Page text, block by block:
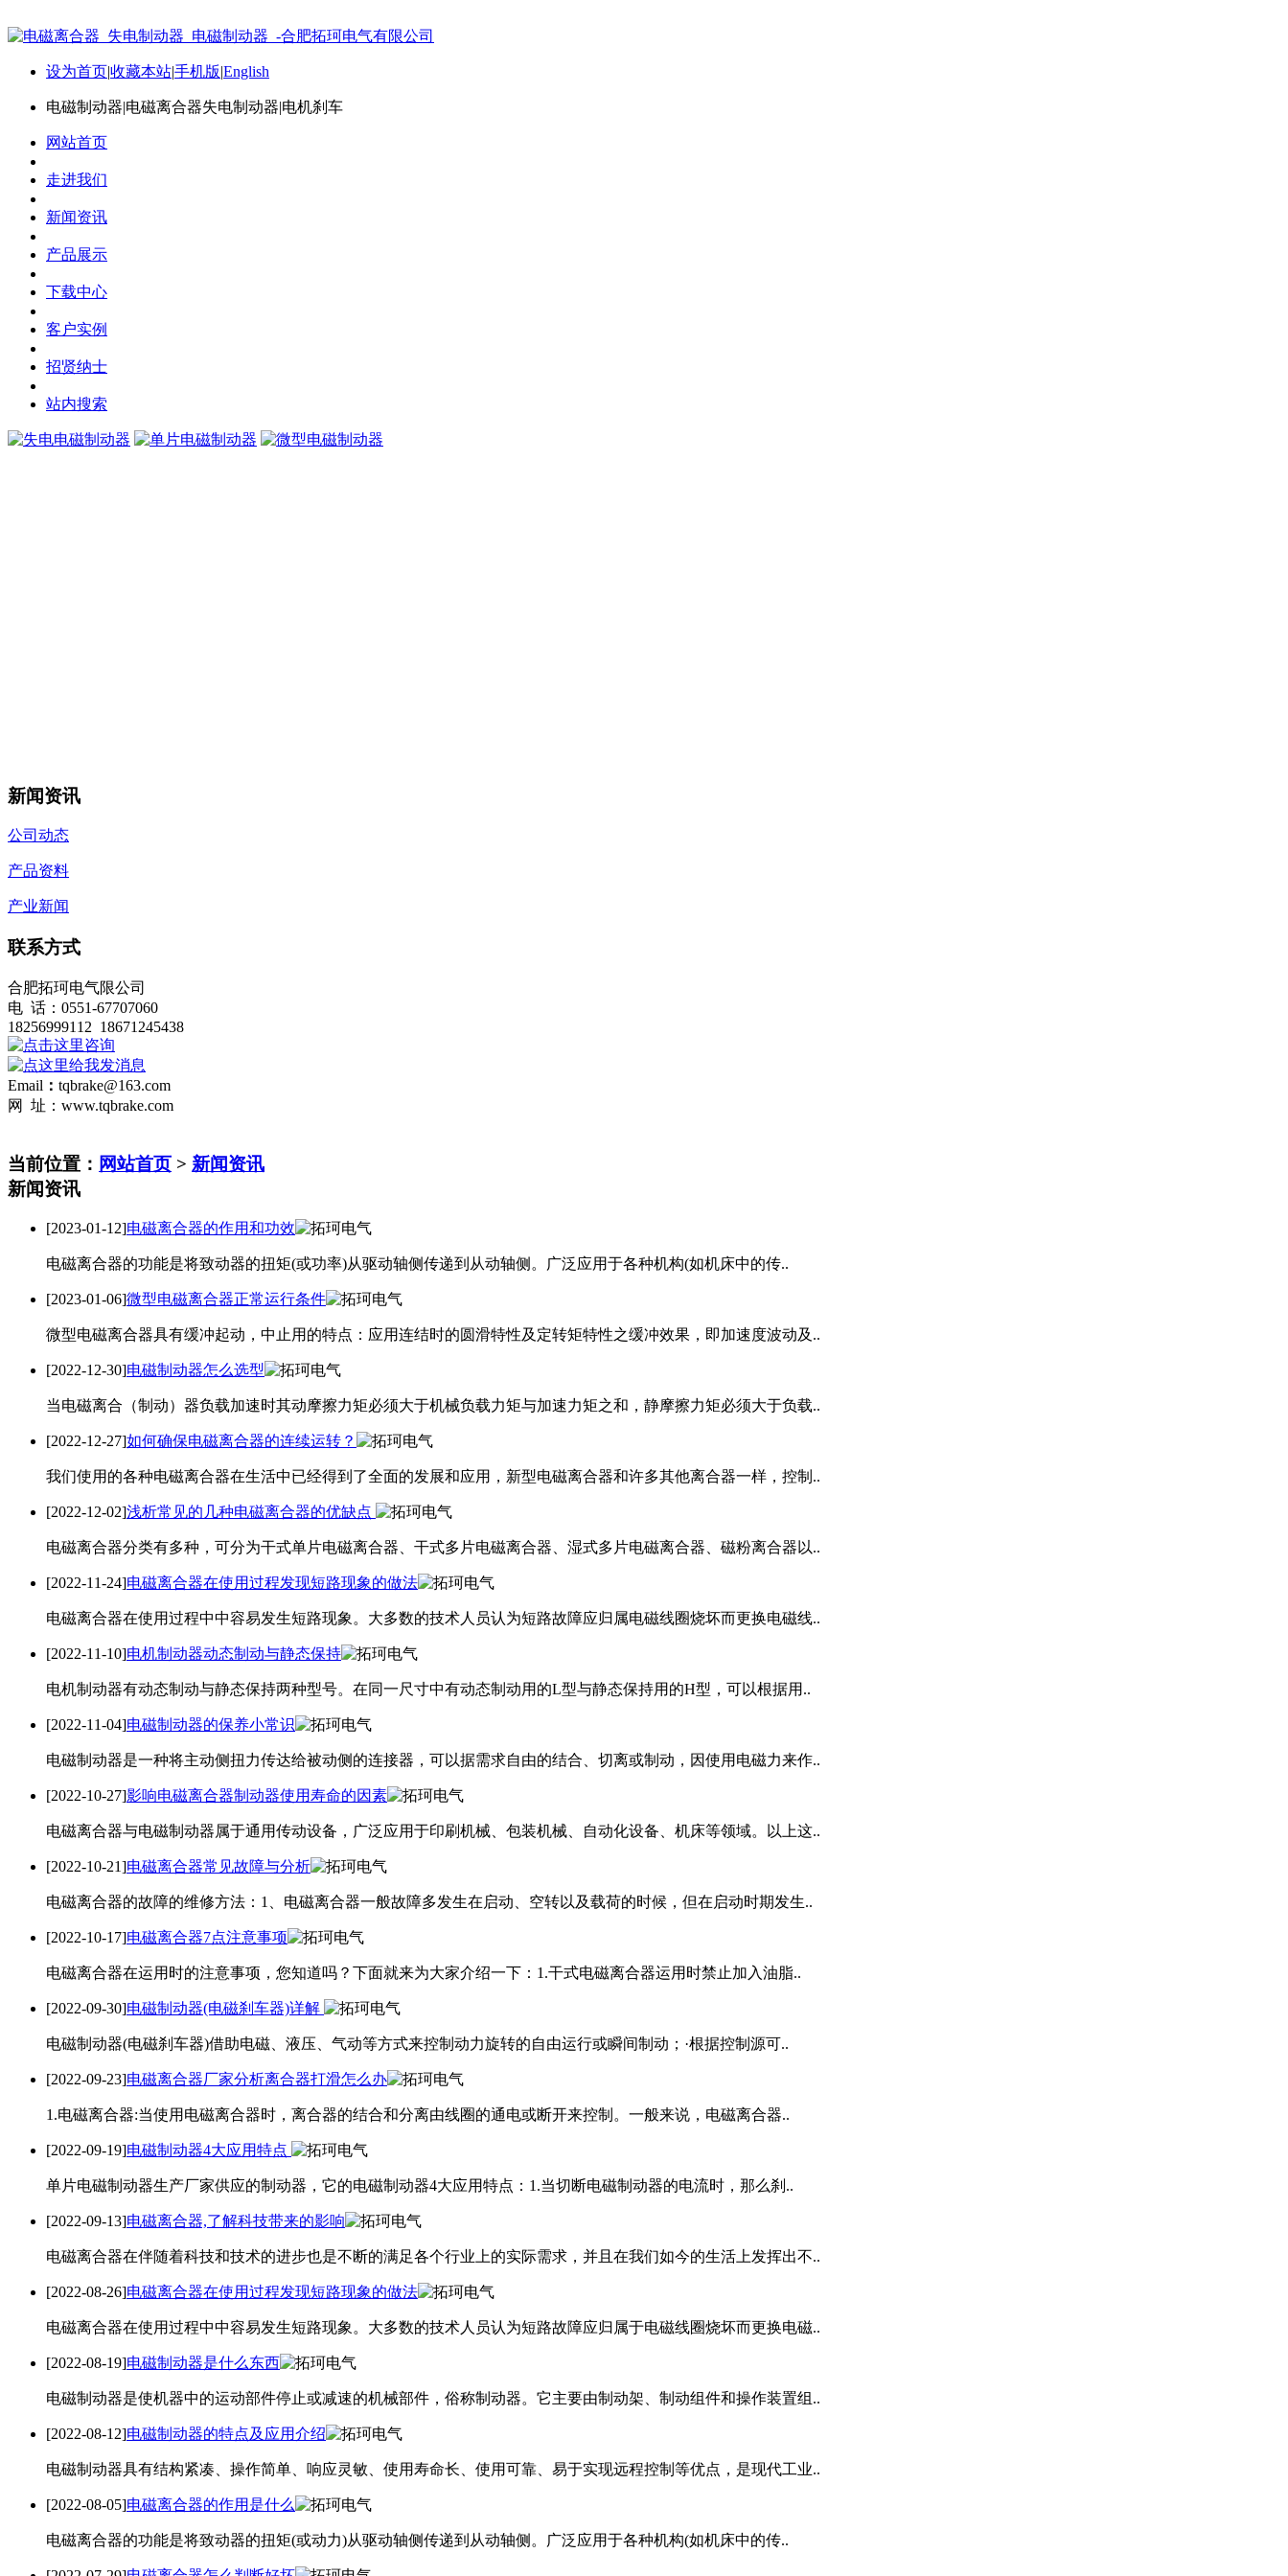
设为首页|收藏本站|手机版|English
电磁制动器|电磁离合器失电制动器|电机刹车
网站首页
走进我们
新闻资讯
产品展示
下载中心
客户实例
招贤纳士
站内搜索
新闻资讯
公司动态
产品资料
产业新闻
联系方式
合肥拓珂电气限公司
电 话：0551-67707060
18256999112 18671245438
Email ： tqbrake@163.com
网 址：www.tqbrake.com
当前位置： 网站首页 > 新闻资讯
新闻资讯
[2023-01-12]电磁离合器的作用和功效
电磁离合器的功能是将致动器的扭矩(或功率)从驱动轴侧传递到从动轴侧。广泛应用于各种机构(如机床中的传..
[2023-01-06]微型电磁离合器正常运行条件
微型电磁离合器具有缓冲起动，中止用的特点：应用连结时的圆滑特性及定转矩特性之缓冲效果，即加速度波动及..
[2022-12-30]电磁制动器怎么选型
当电磁离合（制动）器负载加速时其动摩擦力矩必须大于机械负载力矩与加速力矩之和，静摩擦力矩必须大于负载..
[2022-12-27]如何确保电磁离合器的连续运转？
我们使用的各种电磁离合器在生活中已经得到了全面的发展和应用，新型电磁离合器和许多其他离合器一样，控制..
[2022-12-02]浅析常见的几种电磁离合器的优缺点
电磁离合器分类有多种，可分为干式单片电磁离合器、干式多片电磁离合器、湿式多片电磁离合器、磁粉离合器以..
[2022-11-24]电磁离合器在使用过程发现短路现象的做法
电磁离合器在使用过程中中容易发生短路现象。大多数的技术人员认为短路故障应归属电磁线圈烧坏而更换电磁线..
[2022-11-10]电机制动器动态制动与静态保持
电机制动器有动态制动与静态保持两种型号。在同一尺寸中有动态制动用的L型与静态保持用的H型，可以根据用..
[2022-11-04]电磁制动器的保养小常识
电磁制动器是一种将主动侧扭力传达给被动侧的连接器，可以据需求自由的结合、切离或制动，因使用电磁力来作..
[2022-10-27]影响电磁离合器制动器使用寿命的因素
电磁离合器与电磁制动器属于通用传动设备，广泛应用于印刷机械、包装机械、自动化设备、机床等领域。以上这..
[2022-10-21]电磁离合器常见故障与分析
电磁离合器的故障的维修方法：1、电磁离合器一般故障多发生在启动、空转以及载荷的时候，但在启动时期发生..
[2022-10-17]电磁离合器7点注意事项
电磁离合器在运用时的注意事项，您知道吗？下面就来为大家介绍一下：1.干式电磁离合器运用时禁止加入油脂..
[2022-09-30]电磁制动器(电磁刹车器)详解
电磁制动器(电磁刹车器)借助电磁、液压、气动等方式来控制动力旋转的自由运行或瞬间制动；·根据控制源可..
[2022-09-23]电磁离合器厂家分析离合器打滑怎么办
1.电磁离合器:当使用电磁离合器时，离合器的结合和分离由线圈的通电或断开来控制。一般来说，电磁离合器..
[2022-09-19]电磁制动器4大应用特点
单片电磁制动器生产厂家供应的制动器，它的电磁制动器4大应用特点：1.当切断电磁制动器的电流时，那么刹..
[2022-09-13]电磁离合器,了解科技带来的影响
电磁离合器在伴随着科技和技术的进步也是不断的满足各个行业上的实际需求，并且在我们如今的生活上发挥出不..
[2022-08-26]电磁离合器在使用过程发现短路现象的做法
电磁离合器在使用过程中中容易发生短路现象。大多数的技术人员认为短路故障应归属于电磁线圈烧坏而更换电磁..
[2022-08-19]电磁制动器是什么东西
电磁制动器是使机器中的运动部件停止或减速的机械部件，俗称制动器。它主要由制动架、制动组件和操作装置组..
[2022-08-12]电磁制动器的特点及应用介绍
电磁制动器具有结构紧凑、操作简单、响应灵敏、使用寿命长、使用可靠、易于实现远程控制等优点，是现代工业..
[2022-08-05]电磁离合器的作用是什么
电磁离合器的功能是将致动器的扭矩(或动力)从驱动轴侧传递到从动轴侧。广泛应用于各种机构(如机床中的传..